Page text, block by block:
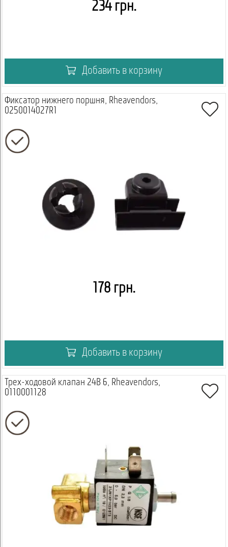
234 грн.
Добавить в корзину
Фиксатор нижнего поршня, Rheavendors,
0250014027R1
178 грн.
Добавить в корзину
Трех-ходовой клапан 24В 6, Rheavendors,
0110001128